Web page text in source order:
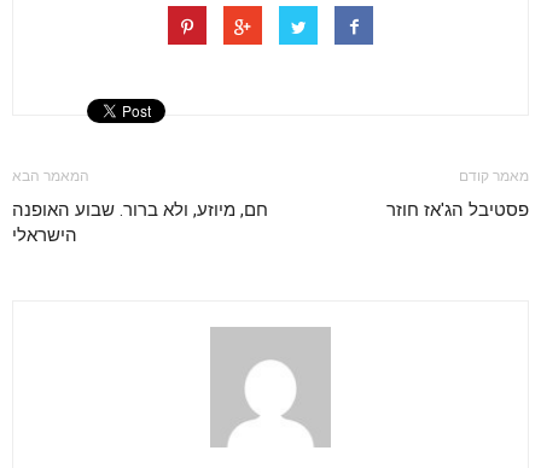
מאמר קודם
פסטיבל הג'אז חוזר
המאמר הבא
חם, מיוזע, ולא ברור. שבוע האופנה
הישראלי